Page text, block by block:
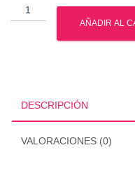
Sarms
-
AÑADIR AL
DESCRIPCIÓN
VALORACIONES (0)